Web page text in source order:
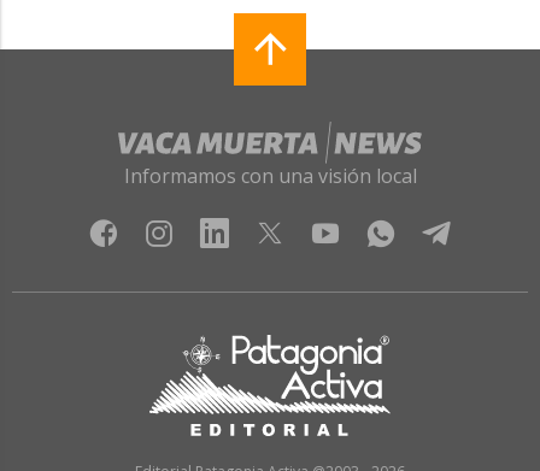
Informamos con una visión local